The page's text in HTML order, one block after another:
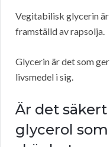
Vegitabilisk glycerin
framställd av rapsolja.
Glycerin är det som
livsmedel i sig.
Är det
glycerol